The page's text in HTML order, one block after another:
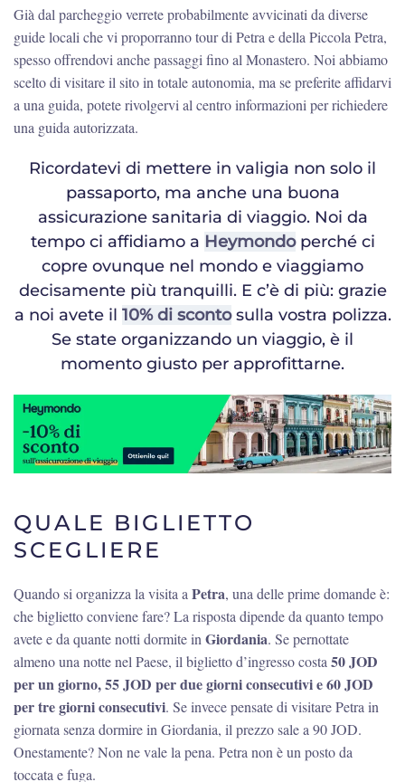
Già dal parcheggio verrete probabilmente avvicinati da diverse
guide locali che vi proporranno tour di Petra e della Piccola Petra,
spesso offrendovi anche passaggi fino al Monastero. Noi abbiamo
scelto di visitare il sito in totale autonomia, ma se preferite affidarvi
a una guida, potete rivolgervi al centro informazioni per richiedere
una guida autorizzata.
Ricordatevi di mettere in valigia non solo il
passaporto, ma anche una buona
assicurazione sanitaria di viaggio. Noi da
tempo ci affidiamo a Heymondoperché ci
copre ovunque nel mondo e viaggiamo
decisamente più tranquilli. E c’è di più: grazie
a noi avete il 10% di scontosulla vostra polizza.
Se state organizzando un viaggio, è il
momento giusto per approfittarne.
QUALE BIGLIETTO
SCEGLIERE
Quando si organizza la visita a Petra, una delle prime domande è:
che biglietto conviene fare? La risposta dipende da quanto tempo
avete e da quante notti dormite in Giordania. Se pernottate
almeno una notte nel Paese, il biglietto d’ingresso costa 50 JOD
per un giorno, 55 JOD per due giorni consecutivi e 60 JOD
per tre giorni consecutivi. Se invece pensate di visitare Petra in
giornata senza dormire in Giordania, il prezzo sale a 90 JOD.
Onestamente? Non ne vale la pena. Petra non è un posto da
toccata e fuga.